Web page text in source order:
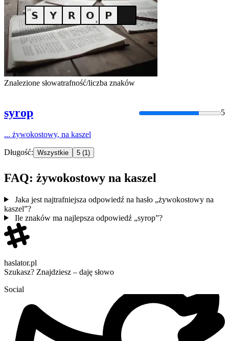
Znalezione słowatrafność/liczba znaków
syrop 5
... żywokostowy, na kaszel
Długość: Wszystkie 5 (1)
FAQ: żywokostowy na kaszel
Jaka jest najtrafniejsza odpowiedź na hasło „żywokostowy na
kaszel”?
Ile znaków ma najlepsza odpowiedź „syrop”?
haslator.pl
Szukasz? Znajdziesz – daję słowo
Social